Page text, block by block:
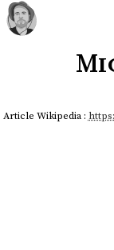
Article Wikipedia :